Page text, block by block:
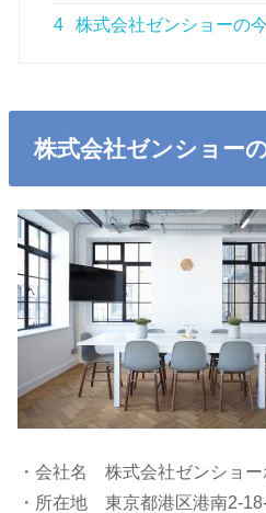
4 株式会社ゼンショーの
株式会社ゼンショー
・会社名 株式会社ゼンショー
・所在地 東京都港区港南2-